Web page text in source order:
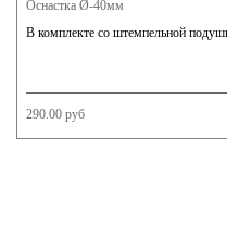
Оснастка Ø-40мм
В комплекте со штемпельной
290.00 руб